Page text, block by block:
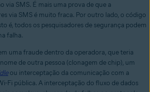
via SMS. É mais uma prova de que a
via SMS é muito fraca. Por outro lado, o código
é, todos os pesquisadores de segurança podem
falha.
uma fraude dentro da operadora, que teria
de outra pessoa (clonagem de chip), um
ou interceptação da comunicação com a
Fi pública. A interceptação do fluxo de dados